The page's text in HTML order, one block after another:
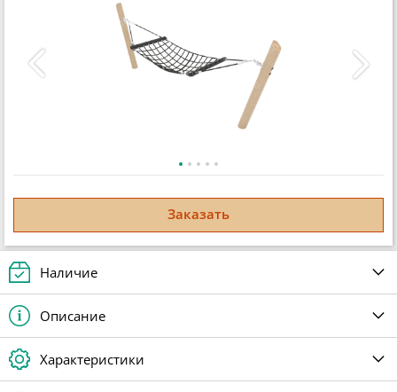
Заказать
Наличие
Описание
Характеристики